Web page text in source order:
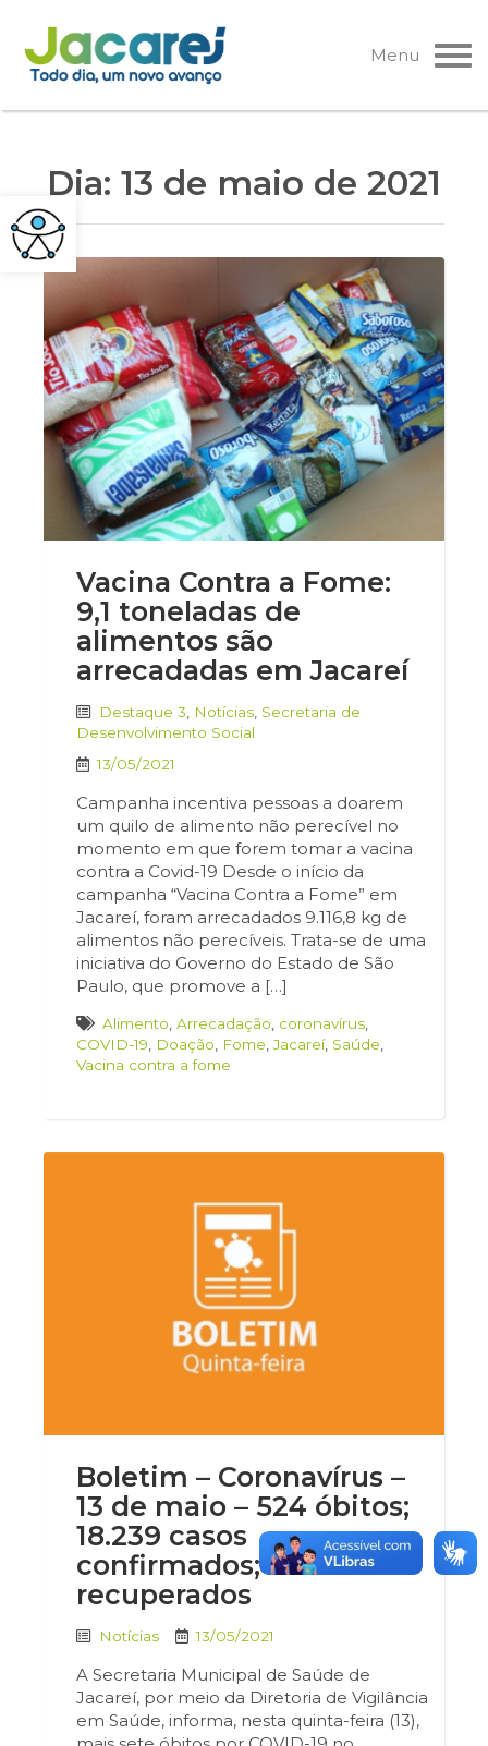
Pular
para
o
Menu
Dia: 13 de maio de 2021
Vacina Contra a Fome:
9,1 toneladas de
alimentos são
arrecadadas em Jacareí
Destaque 3 Notícias Secretaria de
Desenvolvimento Social
13/05/2021
Campanha incentiva pessoas a doarem
um quilo de alimento não perecível no
momento em que forem tomar a vacina
contra a Covid-19 Desde o início da
campanha “Vacina Contra a Fome” em
Jacareí, foram arrecadados 9.116,8 kg de
alimentos não perecíveis. Trata-se de uma
iniciativa do Governo do Estado de São
Paulo, que promove a […]
Alimento Arrecadação coronavírus
COVID-19
Doação Fome ,Jacareí, Saúde
Vacina contra a fome
Boletim – Coronavírus –
13 de maio – 524 óbitos;
18.239 casos
confirmados; 17.191
recuperados
Notícias 13/05/2021
A Secretaria Municipal de Saúde de
Jacareí, por meio da Diretoria de Vigilância
em Saúde, informa, nesta quinta-feira (13),